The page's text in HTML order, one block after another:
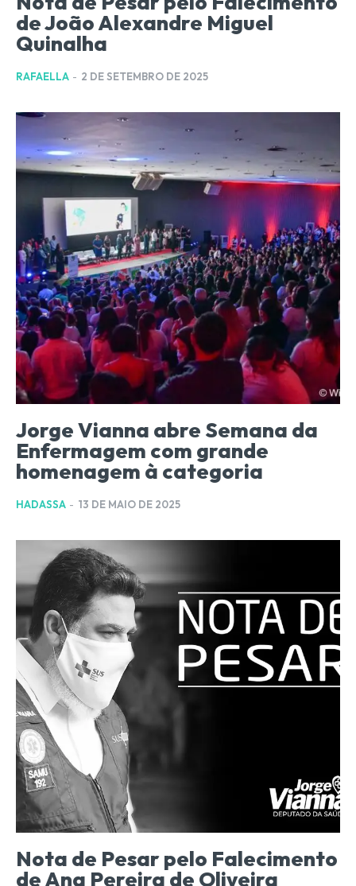
de João Alexandre Miguel
Quinalha
RAFAELLA - 2 DE SETEMBRO DE 2025
Jorge Vianna abre Semana da
Enfermagem com grande
homenagem à categoria
HADASSA - 13 DE MAIO DE 2025
Nota de Pesar pelo Falecimento
de Ana Pereira de Oliveira